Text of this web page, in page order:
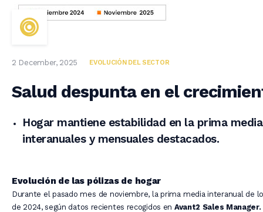
2 December, 2025 EVOLUCIÓN DEL SECTOR
Salud despunta en el
Hogar mantiene estabilidad en la prima
interanuales y mensuales destacados.
Evolución de las pólizas de hogar
Durante el pasado mes de noviembre, la prima media interanual de
de 2024, según datos recientes recogidos en Avant2 Sales Manager.